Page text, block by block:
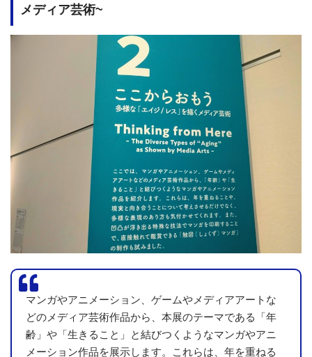
メディア芸術~
マンガやアニメーション、ゲームやメディアアートな
どのメディア芸術作品から、本展のテーマである「年
齢」や「生きること」と結びつくようなマンガやアニ
メーション作品を展示します。これらは、年を重ねる